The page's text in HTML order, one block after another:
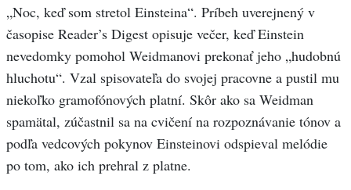
„Noc, keď som stretol Einsteina“. Príbeh uverejnený v
časopise Reader’s Digest opisuje večer, keď Einstein
nevedomky pomohol Weidmanovi prekonať jeho „hudobnú
hluchotu“. Vzal spisovateľa do svojej pracovne a pustil mu
niekoľko gramofónových platní. Skôr ako sa Weidman
spamätal, zúčastnil sa na cvičení na rozpoznávanie tónov a
podľa vedcových pokynov Einsteinovi odspieval melódie
po tom, ako ich prehral z platne.